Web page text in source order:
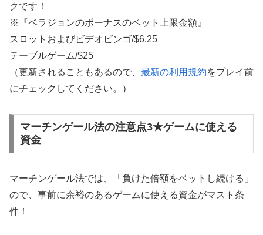
クです！
※『ベラジョンのボーナスのベット上限金額』
スロットおよびビデオビンゴ/$6.25
テーブルゲーム/$25
（更新されることもあるので、 最新の利用規約をプレイ前
にチェックしてください。）
マーチンゲール法の注意点3★ゲームに使える
資金
マーチンゲール法では、「負けた倍額をベットし続ける」
ので、事前に余裕のあるゲームに使える資金がマスト条
件！